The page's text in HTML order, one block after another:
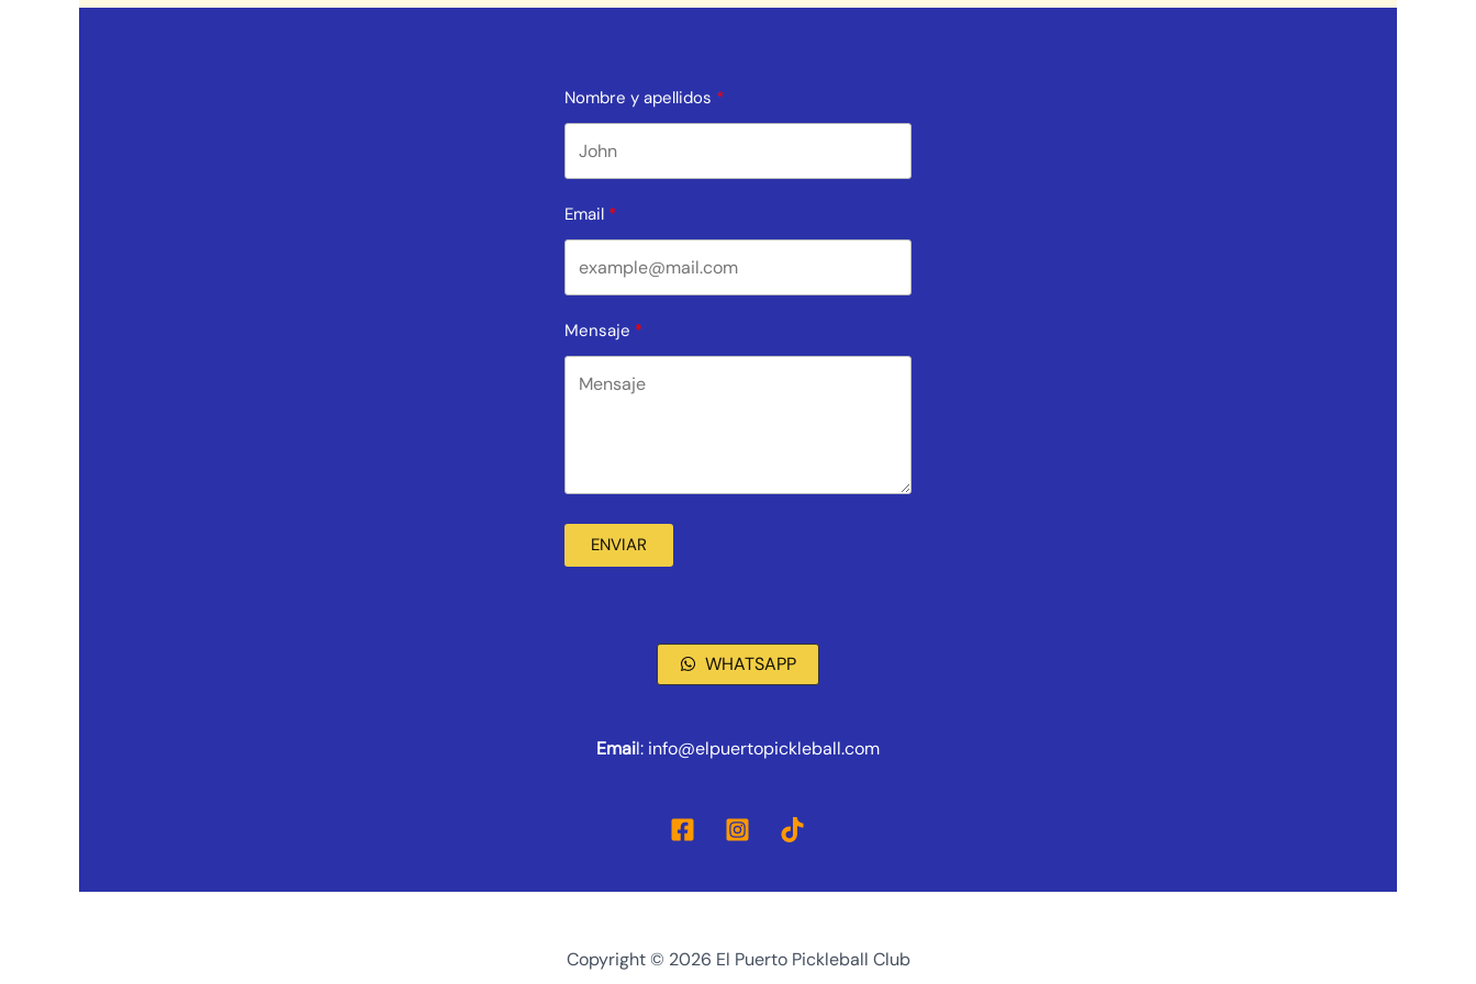
Nombre y apellidos
Email
Mensaje
ENVIAR
WHATSAPP
Email: info@elpuertopickleball.com
Copyright © 2026 El Puerto Pickleball Club